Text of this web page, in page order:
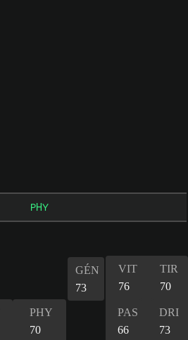
PHY
PHY
70
GÉN
73
VIT
76
TIR
70
PAS
66
DRI
73